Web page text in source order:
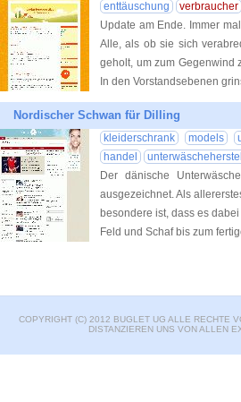
enttäuschung verbraucher
Update am Ende. Immer
Alle, als ob sie sich
geholt, um zum Gegenwind
In den Vorstandsebenen
Nordischer Schwan für Dilling
kleiderschrank models
handel
Der dänische
ausgezeichnet. Als
besondere ist, dass es
Feld und Schaf bis zum
COPYRIGHT (C) 2012 BUGLET UG ALLE RECHTE
DISTANZIEREN UNS VON ALLEN